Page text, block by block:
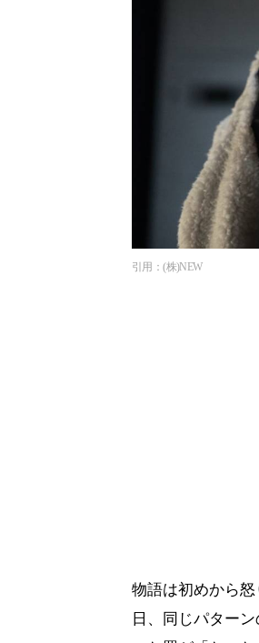
引用：(株)NEW
物語は初めから
日、同じパター